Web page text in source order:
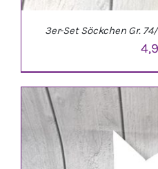
3er-Set Söckchen Gr.